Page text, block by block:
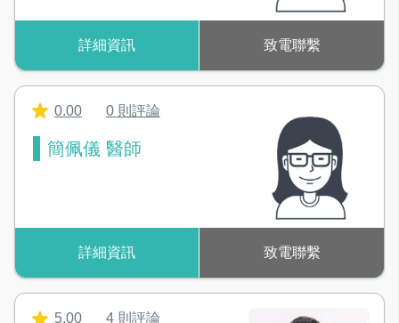
詳細資訊 致電聯繫
0.00 0 則評論
簡佩儀 醫師
詳細資訊 致電聯繫
5.00 4 則評論